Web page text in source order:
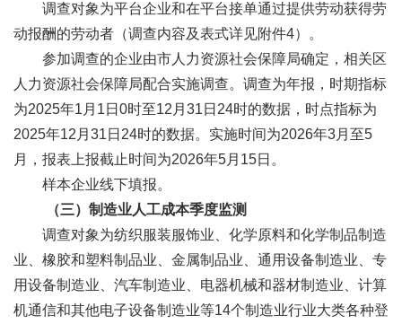
调查对象为平台企业和在平台接单通过提供劳动获得劳
动报酬的劳动者（调查内容及表式详见附件4）。
参加调查的企业由市人力资源社会保障局确定，相关区
人力资源社会保障局配合实施调查。调查为年报，时期指标
为2025年1月1日0时至12月31日24时的数据，时点指标为
2025年12月31日24时的数据。实施时间为2026年3月至5
月，报表上报截止时间为2026年5月15日。
样本企业线下填报。
（三）制造业人工成本季度监测
调查对象为纺织服装服饰业、化学原料和化学制品制造
业、橡胶和塑料制品业、金属制品业、通用设备制造业、专
用设备制造业、汽车制造业、电器机械和器材制造业、计算
机通信和其他电子设备制造业等14个制造业行业大类各种登